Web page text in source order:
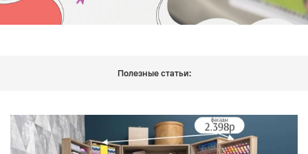
Полезные статьи: